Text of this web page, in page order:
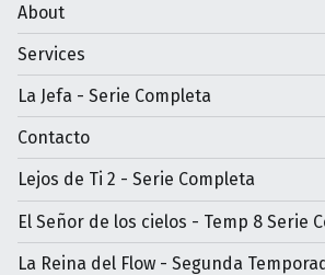
About
Services
La Jefa - Serie Completa
Contacto
Lejos de Ti 2 - Serie Completa
El Señor de los cielos - Temp 8 Serie
La Reina del Flow - Segunda